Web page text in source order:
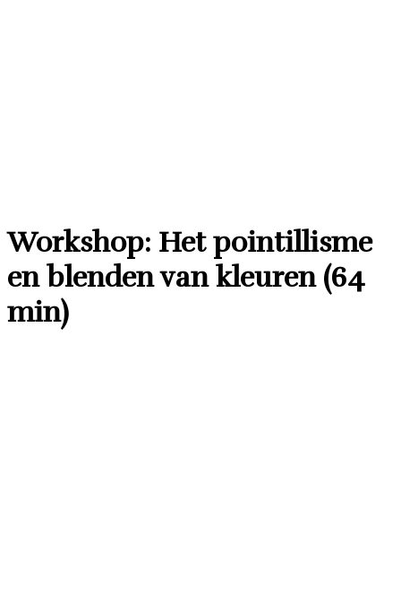
Workshop: Het pointillisme
en blenden van kleuren (64
min)